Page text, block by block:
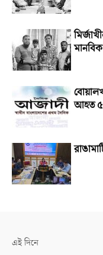
মানবিক
আহত ৫
এই দিনে